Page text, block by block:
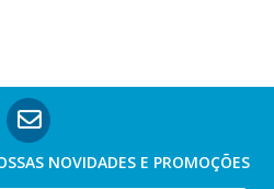
NOVIDADES E PROMOÇÕES